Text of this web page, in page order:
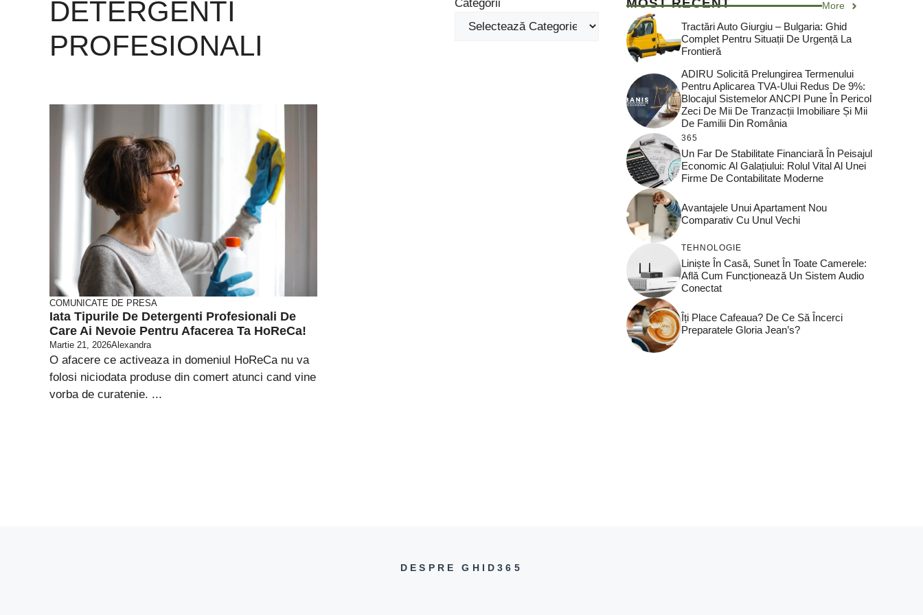
DETERGENTI
PROFESIONALI
Categorii
COMUNICATE DE PRESA
Iata Tipurile De Detergenti Profesionali De
Care Ai Nevoie Pentru Afacerea Ta HoReCa!
Martie 21, 2026Alexandra
O afacere ce activeaza in domeniul HoReCa nu va
folosi niciodata produse din comert atunci cand vine
vorba de curatenie. ...
MOST RECENT More
Tractări Auto Giurgiu – Bulgaria: Ghid
Complet Pentru Situații De Urgență La
Frontieră
ADIRU Solicită Prelungirea Termenului
Pentru Aplicarea TVA-Ului Redus De 9%:
Blocajul Sistemelor ANCPI Pune În Pericol
Zeci De Mii De Tranzacții Imobiliare Și Mii
De Familii Din România
365
Un Far De Stabilitate Financiară În Peisajul
Economic Al Galațiului: Rolul Vital Al Unei
Firme De Contabilitate Moderne
Avantajele Unui Apartament Nou
Comparativ Cu Unul Vechi
TEHNOLOGIE
Liniște În Casă, Sunet În Toate Camerele:
Află Cum Funcționează Un Sistem Audio
Conectat
Îți Place Cafeaua? De Ce Să Încerci
Preparatele Gloria Jean’s?
DESPRE GHID365